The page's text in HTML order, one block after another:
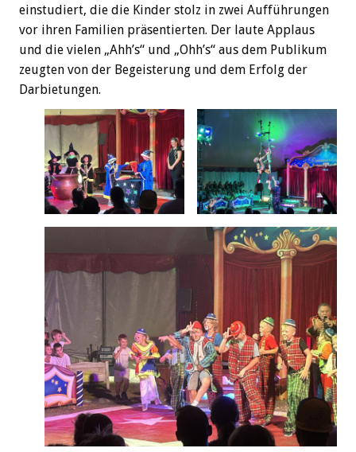
einstudiert, die die Kinder stolz in zwei Aufführungen
vor ihren Familien präsentierten. Der laute Applaus
und die vielen „Ahh’s“ und „Ohh’s“ aus dem Publikum
zeugten von der Begeisterung und dem Erfolg der
Darbietungen.